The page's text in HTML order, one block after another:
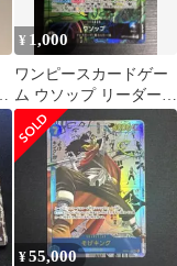
¥ 1,000
ワンピースカードゲー
ム ウソップ リーダーパ
ラレル OP10-042
¥55,000